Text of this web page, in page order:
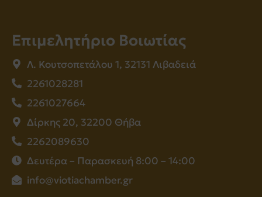
Επιμελητήριο Βοιωτίας
Λ. Κουτσοπετάλου 1, 32131 Λιβαδειά
2261028281
2261027664
Δίρκης 20, 32200 Θήβα
2262089630
Δευτέρα – Παρασκευή 8:00 – 14:00
info@viotiachamber.gr